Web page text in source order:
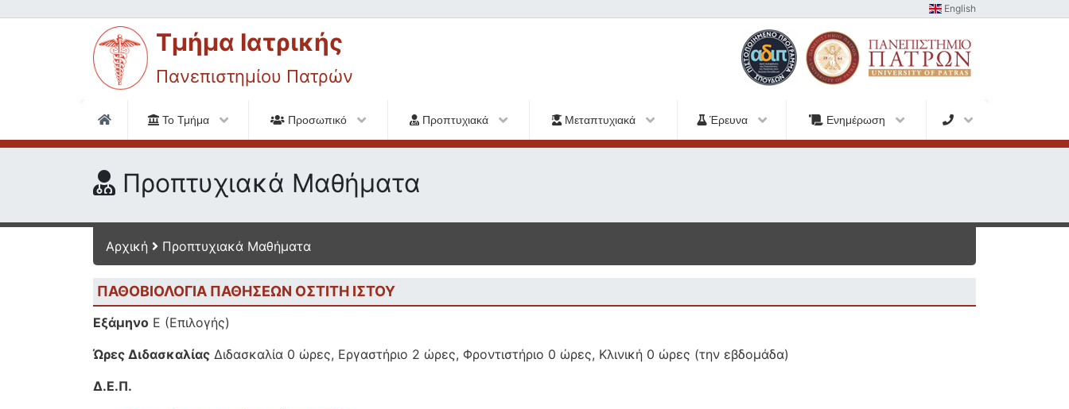
English
Τμήμα Ιατρικής
Πανεπιστημίου Πατρών
Το Τμήμα Προσωπικό Προπτυχιακά Μεταπτυχιακά Έρευνα Ενημέρωση
Προπτυχιακά Μαθήματα
Αρχική Προπτυχιακά Μαθήματα
ΠΑΘΟΒΙΟΛΟΓΙΑ ΠΑΘΗΣΕΩΝ ΟΣΤΙΤΗ ΙΣΤΟΥ
Εξάμηνο Ε (Επιλογής)
Ώρες Διδασκαλίας Διδασκαλία 0 ώρες, Εργαστήριο 2 ώρες, Φροντιστήριο 0 ώρες, Κλινική 0 ώρες (την εβδομάδα)
Δ.Ε.Π.